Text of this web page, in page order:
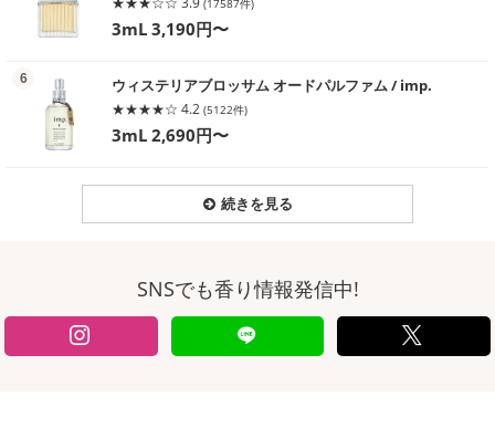
(17587件)
3mL 3,190円〜
ウィステリアブロッサム オードパルファム / imp.
★★★★☆ 4.2 (5122件)
3mL 2,690円〜
6
続きを見る
SNSでも香り情報発信中!